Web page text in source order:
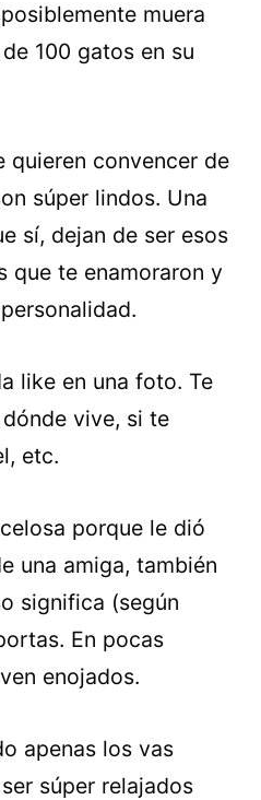
muera
100 gatos en su
quieren convencer de
súper lindos. Una
sí, dejan de ser esos
que te enamoraron y
like en una foto. Te
vive, si te
etc.
porque le dió
una amiga, también
significa (según
En pocas
enojados.
apenas los vas
súper relajados